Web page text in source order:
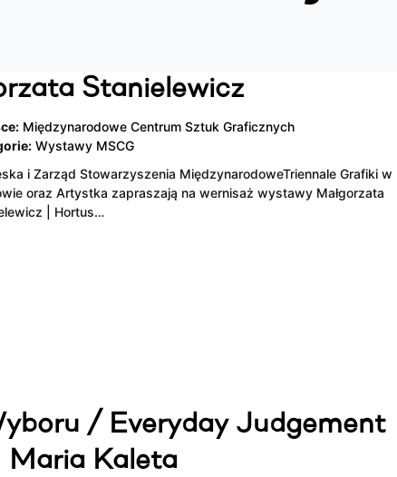
Stanielewicz
Międzynarodowe Centrum Sztuk Graficznych
Wystawy MSCG
i Zarząd Stowarzyszenia MiędzynarodoweTriennale Grafiki w
oraz Artystka zapraszają na wernisaż wystawy Małgorzata
| Hortus…
/ Everyday Judgement
Maria Kaleta